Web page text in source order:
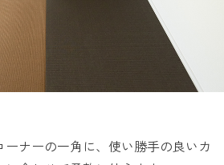
ーナーの一角に、使い勝手の良いカ